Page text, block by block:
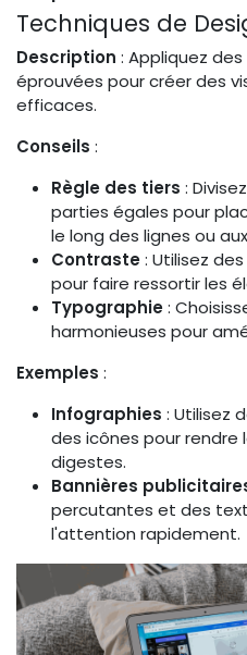
Techniques de
Description : Appliquez
éprouvées pour créer des
efficaces.
Conseils :
Règle des tiers :
parties égales pour
le long des lignes ou
Contraste: Utilisez
pour faire ressortir les
Typographie:
harmonieuses pour
Exemples :
Infographies : Utilisez
des icônes pour
digestes.
Bannières
percutantes et des
l'attention rapidement.